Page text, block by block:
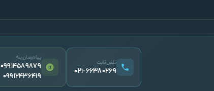
تلفن ثابت
۰۲۱-۶۶۳۸۰۲۶۹
پیام‌رسان بله
09914589879
09912436419